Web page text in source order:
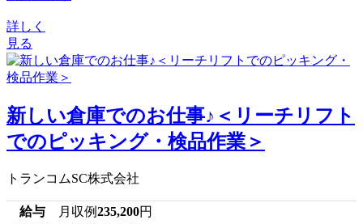
詳しく
見る
新しい倉庫でのお仕事♪＜リーチリフト
でのピッキング・検品作業＞
トランコムSC株式会社
給与 月収例235,200円